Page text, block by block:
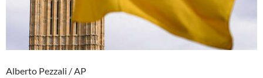
Alberto Pezzali / AP